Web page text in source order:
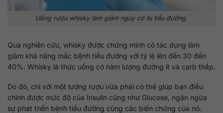
Uống rượu whisky làm giảm nguy cơ bị tiểu đường.
Qua nghiên cứu, whisky được chứng minh có tác dụng làm
giảm khả năng mắc bệnh tiểu đường với tỷ lệ lên đến 30 đến
40%. Whisky là thức uống có hàm lượng đường ít và carb thấp.
Do đó, chỉ với một lượng rượu vừa phải có thể giúp bạn điều
chỉnh được mức độ của Insulin cũng như Glucose, ngăn ngừa
sự phát triển bệnh tiểu đường cùng các biến chứng của nó.